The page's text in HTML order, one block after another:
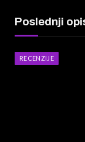
Poslednji
RECENZIJE